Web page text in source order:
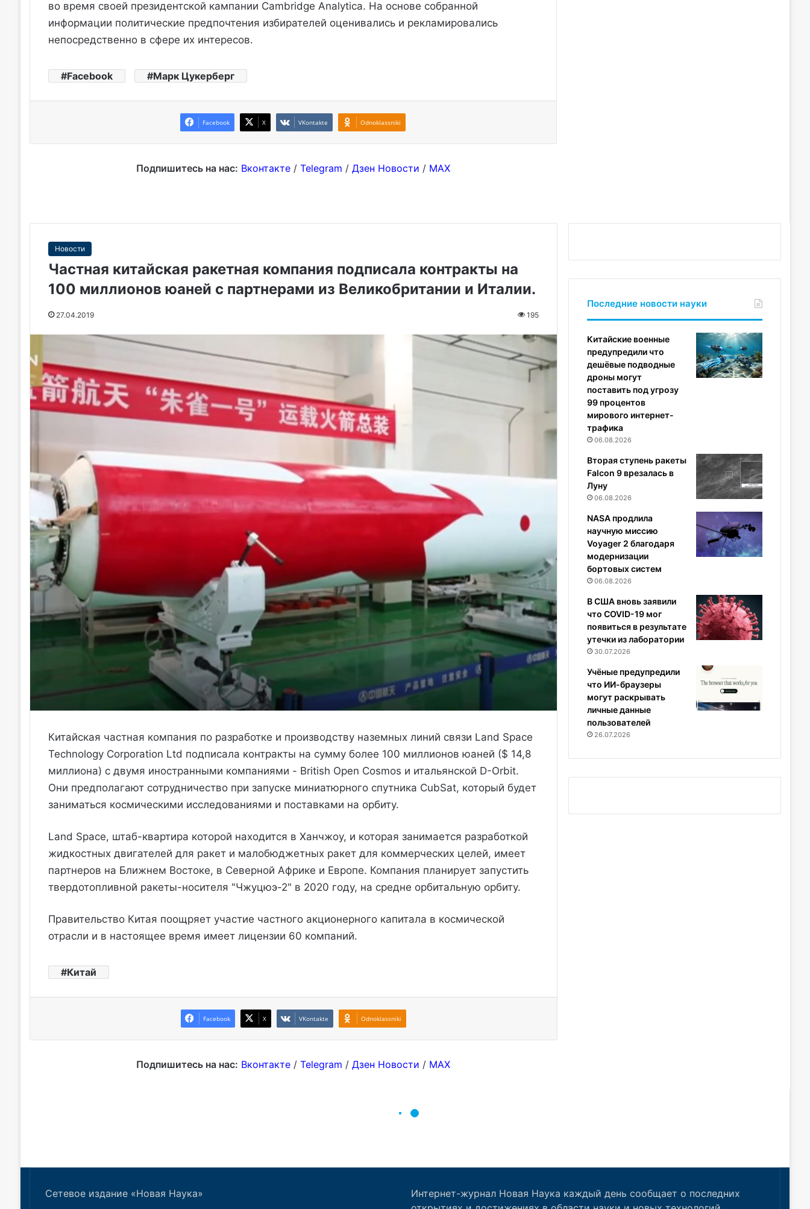
во время своей президентской кампании Cambridge Analytica. На основе собранной
информации политические предпочтения избирателей оценивались и рекламировались
непосредственно в сфере их интересов.
Facebook Марк Цукерберг
Facebook X VKontakte Odnoklassniki
Подпишитесь на нас: Вконтакте/ Telegram / Дзен Новости / MAX
Сетевое издание «Новая Наука»
Интернет-журнал Новая Наука каждый день сообщает о последних